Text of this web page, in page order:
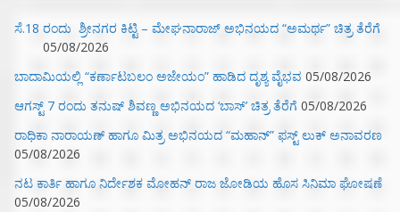
ಸೆ.18 ರಂದು ಶ್ರೀನಗರ ಕಿಟ್ಟಿ – ಮೇಘನಾರಾಜ್ ಅಭಿನಯದ “ಅಮರ್ಥ” ಚಿತ್ರ ತೆರೆಗೆ
05/08/2026
ಬಾದಾಮಿಯಲ್ಲಿ “ಕರ್ಣಾಟಬಲಂ ಅಜೇಯಂ” ಹಾಡಿದ ದೃಶ್ಯ ವೈಭವ 05/08/2026
ಆಗಸ್ಟ್ 7 ರಂದು ತನುಷ್ ಶಿವಣ್ಣ ಅಭಿನಯದ ‘ಬಾಸ್’ ಚಿತ್ರ ತೆರೆಗೆ 05/08/2026
ರಾಧಿಕಾ ನಾರಾಯಣ್ ಹಾಗೂ ಮಿತ್ರ ಅಭಿನಯದ “ಮಹಾನ್” ಫಸ್ಟ್ ಲುಕ್ ಅನಾವರಣ
05/08/2026
ನಟ ಕಾರ್ತಿ ಹಾಗೂ ನಿರ್ದೇಶಕ ಮೋಹನ್ ರಾಜ ಜೋಡಿಯ ಹೊಸ ಸಿನಿಮಾ ಘೋಷಣೆ
05/08/2026